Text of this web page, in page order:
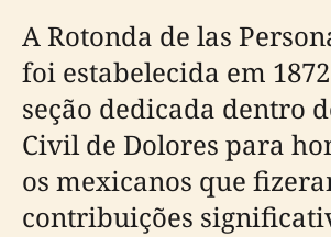
A Rotonda de las
foi estabelecida em
seção dedicada dentro
Civil de Dolores para
os mexicanos que
contribuições